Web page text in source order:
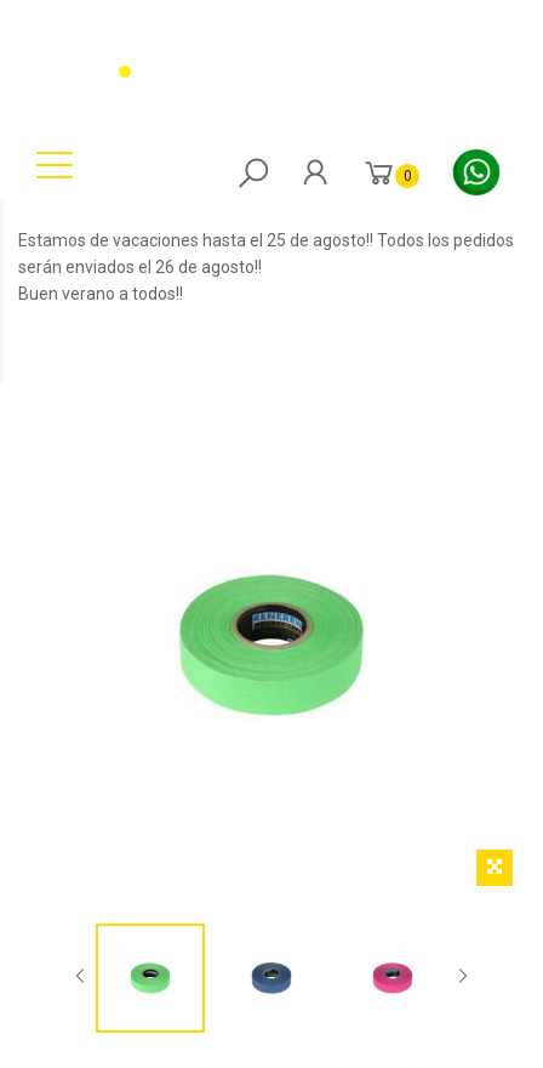
0
Estamos de vacaciones hasta el 25 de agosto!! Todos los pedidos
serán enviados el 26 de agosto!!
Buen verano a todos!!